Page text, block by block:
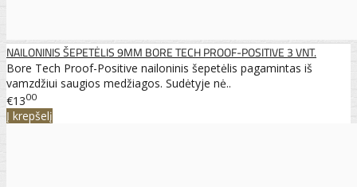
NAILONINIS ŠEPETĖLIS 9MM BORE TECH PROOF-POSITIVE 3 VNT.
Bore Tech Proof-Positive nailoninis šepetėlis pagamintas iš
vamzdžiui saugios medžiagos. Sudėtyje nė..
€1300
Į krepšelį